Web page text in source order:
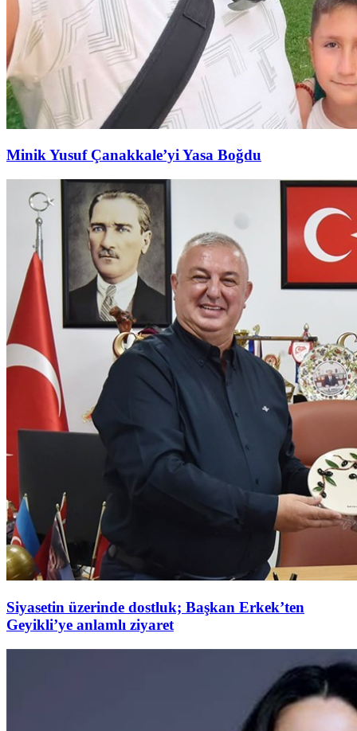
Minik Yusuf Çanakkale’yi Yasa Boğdu
Siyasetin üzerinde dostluk; Başkan Erkek’ten
Geyikli’ye anlamlı ziyaret